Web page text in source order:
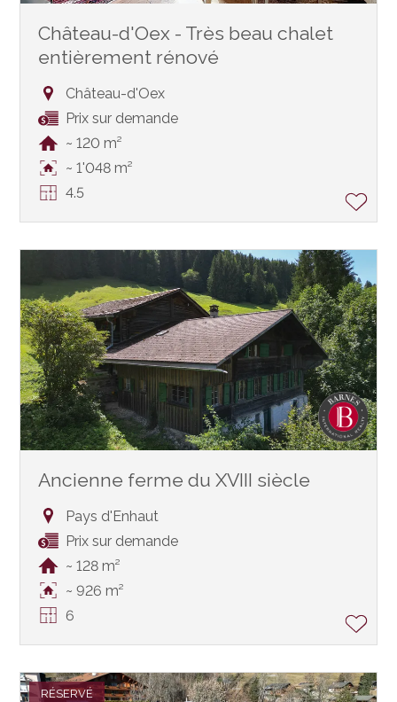
Château-d'Oex - Très beau chalet
entièrement rénové
Château-d'Oex
Prix sur demande
~ 120 m²
~ 1'048 m²
4.5
Ancienne ferme du XVIII siècle
Pays d'Enhaut
Prix sur demande
~ 128 m²
~ 926 m²
6
RÉSERVÉ